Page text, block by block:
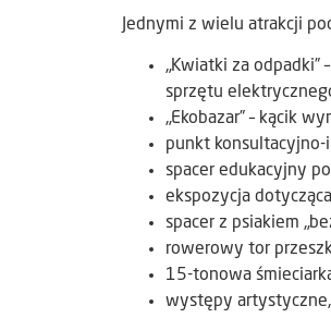
Jednymi z wielu atrakcji
„Kwiatki za odpadki”
sprzętu
„Ekobazar” – kącik
punkt konsultacyjno-
spacer edukacyjny
ekspozycja
spacer z psiakiem
rowerowy tor
15-tonowa
występy artystyczne,